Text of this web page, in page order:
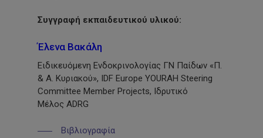
Συγγραφή εκπαιδευτικού υλικού:
Έλενα Βακάλη
Ειδικευόμενη Ενδοκρινολογίας ΓΝ Παίδων «Π.
& Α. Κυριακού», IDF Europe YOURAH Steering
Committee Member Projects, Ιδρυτικό
ΜέλοςADRG
Βιβλιογραφία